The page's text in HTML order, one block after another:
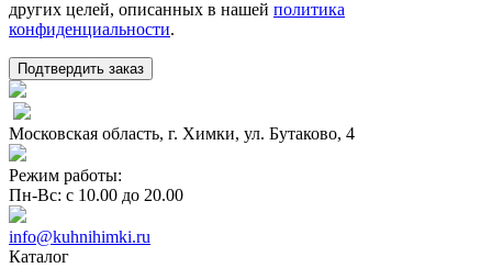
других целей, описанных в нашей политика
конфиденциальности.
Подтвердить заказ
Московская область, г. Химки, ул. Бутаково, 4
Режим работы:
Пн-Вс: с 10.00 до 20.00
info@kuhnihimki.ru
Каталог